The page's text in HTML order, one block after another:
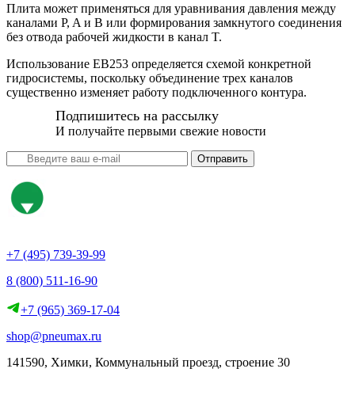
Плита может применяться для уравнивания давления между
каналами P, A и B или формирования замкнутого соединения
без отвода рабочей жидкости в канал T.
Использование EB253 определяется схемой конкретной
гидросистемы, поскольку объединение трех каналов
существенно изменяет работу подключенного контура.
Подпишитесь на рассылку
И получайте первыми свежие новости
Отправить
+7 (495) 739-39-99
8 (800) 511-16-90
+7 (965) 369-17-04
shop@pneumax.ru
141590, Химки, Коммунальный проезд, строение 30